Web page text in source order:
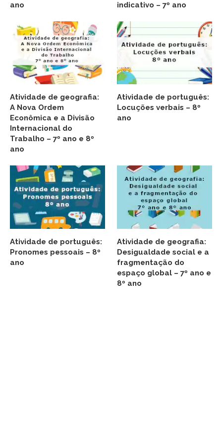
ano
indicativo – 7º ano
Atividade de geografia:
A Nova Ordem
Econômica e a Divisão
Internacional do
Trabalho – 7º ano e 8º
ano
Atividade de português:
Locuções verbais – 8º
ano
Atividade de português:
Pronomes pessoais – 8º
ano
Atividade de geografia:
Desigualdade social e a
fragmentação do
espaço global – 7º ano e
8º ano